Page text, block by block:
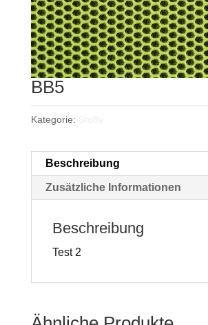
BB5
Kategorie:
Beschreibung
Zusätzliche Informationen
Beschreibung
Test 2